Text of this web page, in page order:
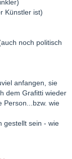
Künstler ist)
noch politisch
anfangen, sie
dem Grafitti wieder
Person...bzw. wie
gestellt sein - wie